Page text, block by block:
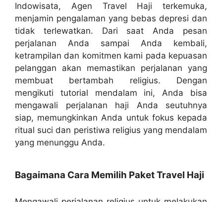
Indowisata, Agen Travel Haji terkemuka,
menjamin pengalaman yang bebas depresi dan
tidak terlewatkan. Dari saat Anda pesan
perjalanan Anda sampai Anda kembali,
ketrampilan dan komitmen kami pada kepuasan
pelanggan akan memastikan perjalanan yang
membuat bertambah religius. Dengan
mengikuti tutorial mendalam ini, Anda bisa
mengawali perjalanan haji Anda seutuhnya
siap, memungkinkan Anda untuk fokus kepada
ritual suci dan peristiwa religius yang mendalam
yang menunggu Anda.
Bagaimana Cara Memilih Paket Travel Haji